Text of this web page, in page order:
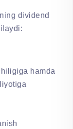
dividend
hamda